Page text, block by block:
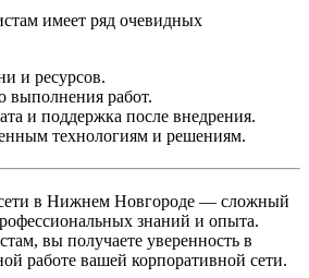
имеет ряд очевидных
и ресурсов.
выполнения работ.
и поддержка после внедрения.
технологиям и решениям.
в Нижнем Новгороде — сложный
знаний и опыта.
вы получаете уверенность в
работе вашей корпоративной сети.